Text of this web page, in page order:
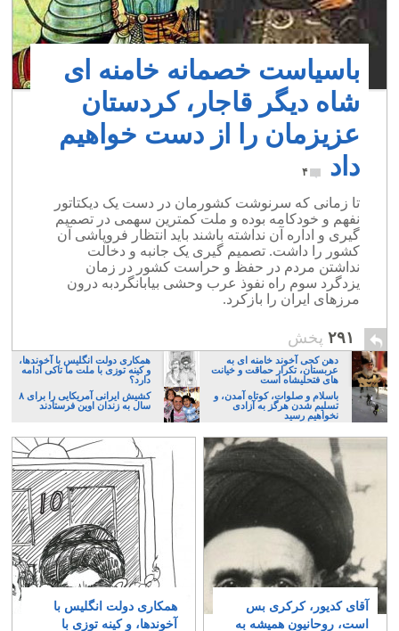
باسیاست خصمانه خامنه ای
شاه دیگر قاجار، کردستان
عزیزمان را از دست خواهیم
داد
۴
تا زمانی که سرنوشت کشورمان در دست یک دیکتاتور
نفهم و خودکامه بوده و ملت کمترین سهمی در تصمیم
گیری و اداره آن نداشته باشند باید انتظار فروپاشی آن
کشور را داشت. تصمیم گیری یک جانبه و دخالت
نداشتن مردم در حفظ و حراست کشور در زمان
یزدگرد سوم راه نفوذ عرب وحشی بیابانگردبه درون
مرزهای ایران را بازکرد.
۲۹۱ پخش
دهن کجی آخوند خامنه ای به
عربستان، تکرار حماقت و خیانت
های فتحلیشاه است
همکاری دولت انگلیس با آخوندها،
و کینه توزی با ملت ما تاکی ادامه
دارد؟
باسلام و صلوات، کوتاه آمدن، و
تسلیم شدن هرگز به آزادی
نخواهیم رسید
کشیش ایرانی آمریکایی را برای ۸
سال به زندان اوین فرستادند
آقای کدیور، کرکری بس
است، روحانیون همیشه به
همکاری دولت انگلیس با
آخوندها، و کینه توزی با